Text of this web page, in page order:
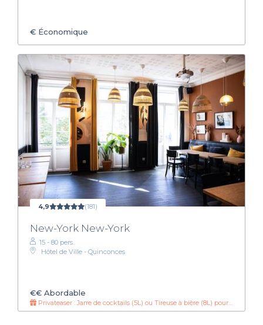
€ Économique
4,9 (181)
New-York New-York
15 - 80 pers.
Hôtel de Ville - Quinconces
€€ Abordable
Privateaser : Jarre de cocktails (5L) ou Tireuse à bière (8L) pour 90€ !